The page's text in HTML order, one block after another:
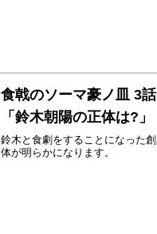
食戟のソーマ豪ノ皿 3
「鈴木朝陽の正体は?」
鈴木と食劇をすることになった
体が明らかになります。